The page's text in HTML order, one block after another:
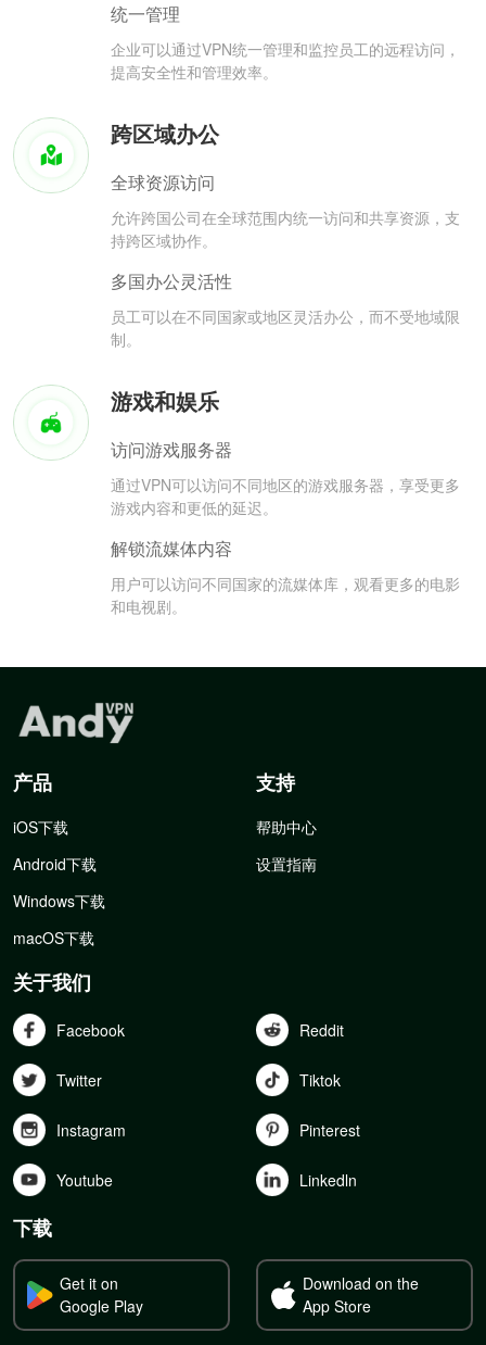
统一管理
企业可以通过VPN统一管理和监控员工的远程访问，
提高安全性和管理效率。
跨区域办公
全球资源访问
允许跨国公司在全球范围内统一访问和共享资源，支
持跨区域协作。
多国办公灵活性
员工可以在不同国家或地区灵活办公，而不受地域限
制。
游戏和娱乐
访问游戏服务器
通过VPN可以访问不同地区的游戏服务器，享受更多
游戏内容和更低的延迟。
解锁流媒体内容
用户可以访问不同国家的流媒体库，观看更多的电影
和电视剧。
产品
iOS下载
Android下载
Windows下载
macOS下载
支持
帮助中心
设置指南
关于我们
Facebook Reddit
Twitter Tiktok
Instagram Pinterest
Youtube Linkedln
下载
Get it on
Google Play
Download on the
App Store